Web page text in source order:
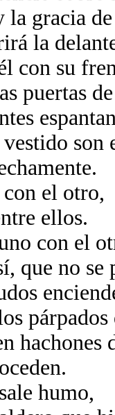
la gracia
la
con su
puertas
son
el otro,
ellos.
con el
que no
hachones
humo,